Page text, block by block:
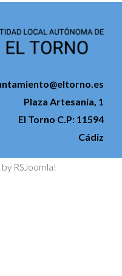
Plaza Artesanía, 1
El Torno C.P: 11594
Cádiz
by RSJoomla!